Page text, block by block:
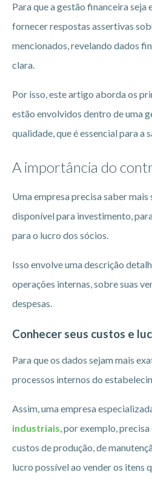
Para que a gestão financeira seja
fornecer respostas assertivas
mencionados, revelando dados
clara.
Por isso, este artigo aborda os
estão envolvidos dentro de uma
qualidade, que é essencial para a
A importância do
Uma empresa precisa saber
disponível para investimento,
para o lucro dos sócios.
Isso envolve uma descrição
operações internas, sobre suas
despesas.
Conhecer seus custos e
Para que os dados sejam mais
processos internos do
Assim, uma empresa
industriais, por exemplo, precisa
custos de produção, de
lucro possível ao vender os itens